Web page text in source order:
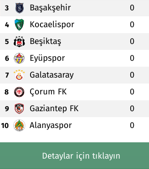
3 Başakşehir 0
4 Kocaelispor 0
5 Beşiktaş 0
6 Eyüpspor 0
7 Galatasaray 0
8 Çorum FK 0
9 Gaziantep FK 0
10 Alanyaspor 0
Detaylar için tıklayın